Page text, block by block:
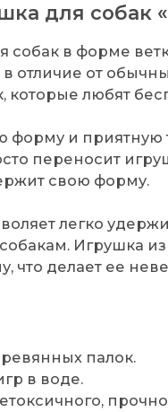
для собак
собак в форме
отличие от
которые любят
форму и приятную
переносит
свою форму.
легко
Игрушка
что делает ее
палок.
в воде.